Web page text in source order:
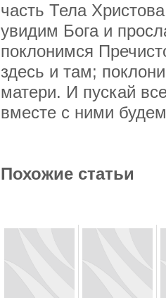
часть Тела
увидим Бога и
поклонимся
здесь и там;
матери. И пускай
вместе с ними
Похожие статьи